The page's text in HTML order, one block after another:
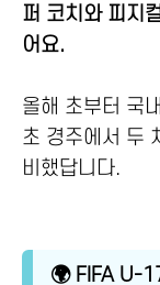
퍼 코치와 피지
어요.
올해 초부터 국
초 경주에서 두
비했답니다.
🌍 FIFA U-